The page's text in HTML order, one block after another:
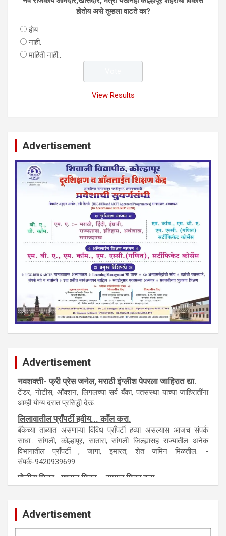
हाेताेय असे तुम्हला वाटते का?
हाेय
नाही.
माहिती नाही..
View Results
Advertisement
Advertisement
नवशक्ती- फ्री प्रेस जर्नल, मराठी इंग्लीश पेपरला जाहिरात द्या.
टेंडर, नाेटीस, आँक्शन, लिगलच्या सर्व बँका, पतसंस्था यांच्या जाहिरातींना
आम्ही याेग्य दरात प्रसिद्धी देऊ.
लिलावातील प्राँपर्टी हवीय... काँल करा.
बँकेच्या ताब्यात असणाऱ्या विविध प्राँपर्टी हव्या असल्यास आजच संपर्क
साधा.. सांगली, काेल्हापूर, सातारा, सांगली जिल्ह्यासह राज्यातील अनेक
विभागातील प्राँपर्टी , जागा, इमारत, शेत जमिन मिळतील. -
संपर्क-9420939699
कायदेशीर सल्ला या मार्गदर्शन पाहिजे. संपर्क साधा-
परिस्थितीनुसार तुम्ही जर आर्थिक, शैक्षणिक, सामाजिक समस्या, गुन्हेगारी,
Advertisement